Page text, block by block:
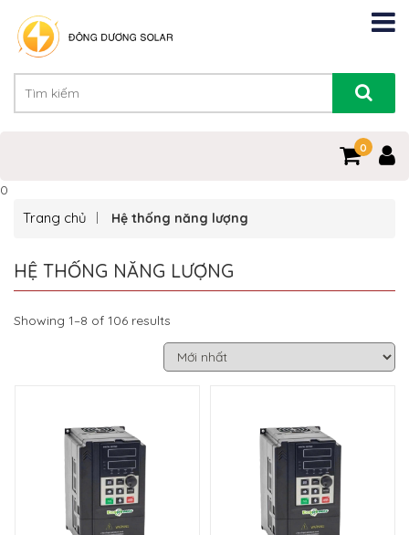
0
0
Trang chủ Hệ thống năng lượng
HỆ THỐNG NĂNG LƯỢNG
Showing 1–8 of 106 results